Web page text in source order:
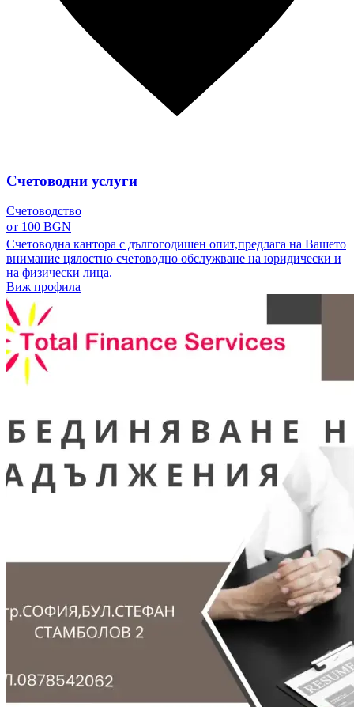
Счетоводни услуги
Счетоводство
от 100 BGN
Счетоводна кантора с дългогодишен опит,предлага на Вашето
внимание цялостно счетоводно обслужване на юридически и
на физически лица.
Виж профила